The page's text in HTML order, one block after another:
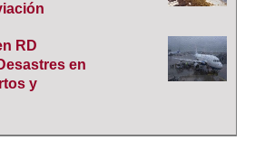
RD
en
y